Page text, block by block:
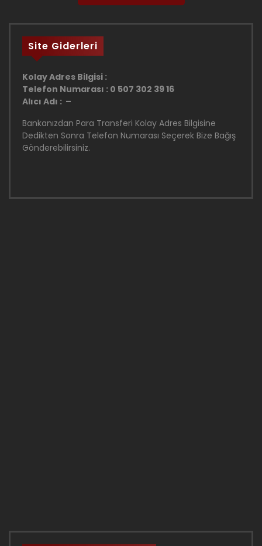
Site Giderleri
Kolay Adres Bilgisi :
Telefon Numarası : 0 507 302 39 16
Alıcı Adı : –
Bankanızdan Para Transferi Kolay Adres Bilgisine
Dedikten Sonra Telefon Numarası Seçerek Bize Bağış
Gönderebilirsiniz.